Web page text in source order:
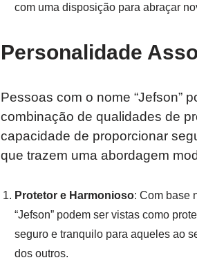
com uma disposição para abraçar
Personalidade
Pessoas com o nome “Jefson”
combinação de qualidades de
capacidade de proporcionar
que trazem uma abordagem
Protetor e Harmonioso: Com base
“Jefson” podem ser vistas como
seguro e tranquilo para aqueles ao
dos outros.